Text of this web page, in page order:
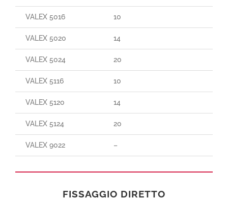
VALEX 5016 10
VALEX 5020 14
VALEX 5024 20
VALEX 5116 10
VALEX 5120 14
VALEX 5124 20
VALEX 9022 –
FISSAGGIO DIRETTO